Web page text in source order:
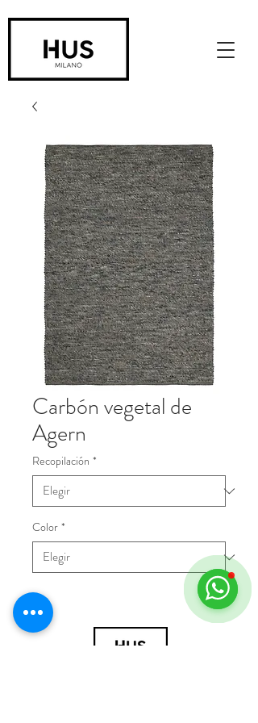
Carbón vegetal de
Agern
Recopilación *
Color *